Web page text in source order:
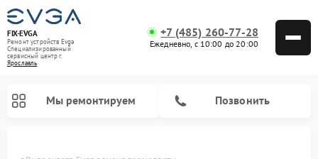
FIX-EVGA
Ремонт устройств Evga
Специализированный
cервисный центр г.
Ярославль
+7 (485) 260-77-28
Ежедневно, с 10:00 до 20:00
Мы ремонтируем Позвонить